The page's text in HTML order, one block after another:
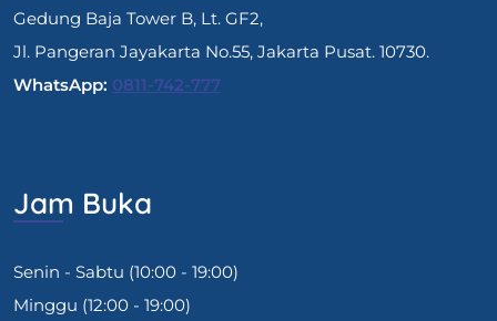
Gedung Baja Tower B, Lt. GF2,
Jl. Pangeran Jayakarta No.55, Jakarta Pusat. 10730.
WhatsApp: 0811-742-777
Jam Buka
Senin - Sabtu (10:00 - 19:00)
Minggu (12:00 - 19:00)